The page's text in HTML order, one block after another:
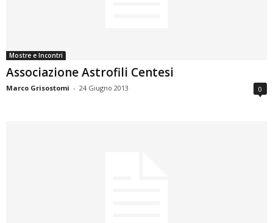
Mostre e Incontri
Associazione Astrofili Centesi
Marco Grisostomi - 24 Giugno 2013 0